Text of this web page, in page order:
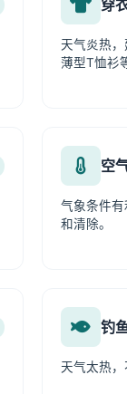
穿
天气炎热，
薄型T恤衫
空
气象条件
和清除。
钓
天气太热，